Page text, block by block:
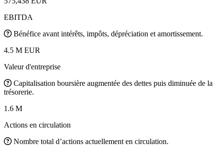
EBITDA
Bénéfice avant intérêts, impôts, dépréciation et amortissement.
4.5 M EUR
Valeur d'entreprise
Capitalisation boursière augmentée des dettes puis diminuée de la
trésorerie.
1.6 M
Actions en circulation
Nombre total d’actions actuellement en circulation.